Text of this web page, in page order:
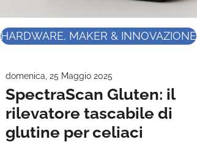
HARDWARE, MAKER & INNOVAZIONE
domenica, 25 Maggio 2025
SpectraScan Gluten: il
rilevatore tascabile di
glutine per celiaci